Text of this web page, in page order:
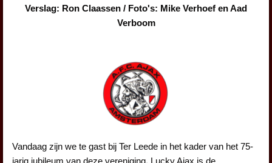
Verslag: Ron Claassen / Foto's: Mike Verhoef en Aad
Verboom
Vandaag zijn we te gast bij Ter Leede in het kader van het 75-
jarig jubileum van deze vereniging. Lucky Ajax is de